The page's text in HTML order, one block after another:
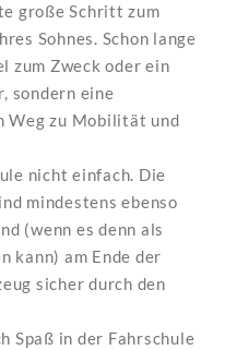
große Schritt zum
Sohnes. Schon lange
zum Zweck oder ein
sondern eine
Weg zu Mobilität und
nicht einfach. Die
mindestens ebenso
(wenn es denn als
kann) am Ende der
sicher durch den
Spaß in der Fahrschule